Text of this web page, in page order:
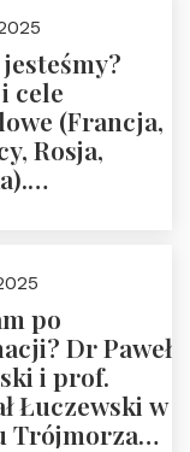
cele
(Francja,
Rosja,
do
po
Dr Paweł
i prof.
Łuczewski w
Trójmorza